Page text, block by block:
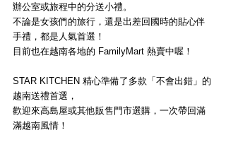
辦公室或旅程中的分送小禮。
不論是女孩們的旅行，還是出差回國時的貼心伴
手禮，都是人氣首選！
目前也在越南各地的 FamilyMart 熱賣中喔！
STAR KITCHEN 精心準備了多款「不會出錯」的
越南送禮首選，
歡迎來高島屋或其他販售門市選購，一次帶回滿
滿越南風情！